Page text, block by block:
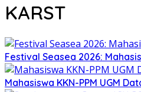
KARST
Festival Seasea 2026:
Mahasiswa KKN-PPM UGM